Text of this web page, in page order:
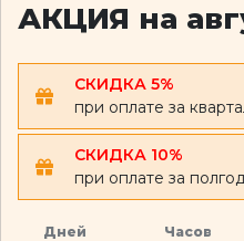
АКЦИЯ на
СКИДКА 5%
при оплате за
СКИДКА 10%
при оплате за
Дней Часов